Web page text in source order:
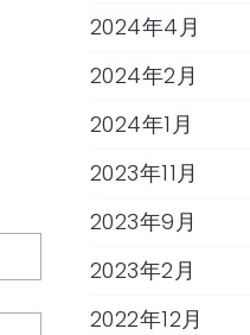
2024年4月
2024年2月
2024年1月
2023年11月
2023年9月
2023年2月
2022年12月